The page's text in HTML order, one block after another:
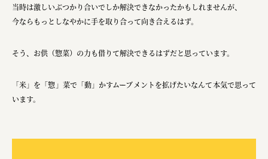
株式会社ポーラ
ourselves
一般財団法人 伝統的工芸品産業振興協会
株式会社池田泉州銀行
当時は激しいぶつかり合いでしか解決できなかったかもしれませんが、
今ならもっとしなやかに手を取り合って向き合えるはず。
そう、お供（惣菜）の力も借りて解決できるはずだと思っています。
「米」を「惣」菜で「動」かすムーブメントを拡げたいなんて本気で思って
います。